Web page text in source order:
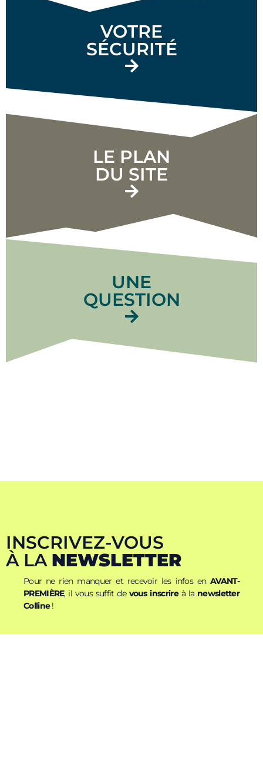
VOTRE
SÉCURITÉ
LE PLAN
DU SITE
UNE
QUESTION
INSCRIVEZ-VOUS
À LA NEWSLETTER
Pour ne rien manquer et recevoir les infos enAVANT-
PREMIÈRE, il vous suffit de vous inscrireà la newsletter
Colline!